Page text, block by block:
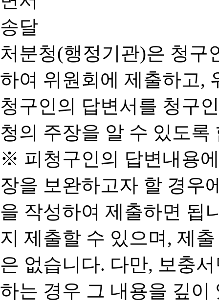
처분청(행정기관)은 청구
하여 위원회에 제출하고,
청구인의 답변서를 청구
청의 주장을 알 수 있도록
※ 피청구인의 답변내용
장을 보완하고자 할 경우
을 작성하여 제출하면 됩
지 제출할 수 있으며, 제
은 없습니다. 다만, 보충
하는 경우 그 내용을 깊이